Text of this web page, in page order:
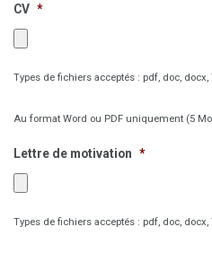
CV *
Types de fichiers acceptés : pdf, doc,
Au format Word ou PDF uniquement (5
Lettre de motivation *
Types de fichiers acceptés : pdf, doc,